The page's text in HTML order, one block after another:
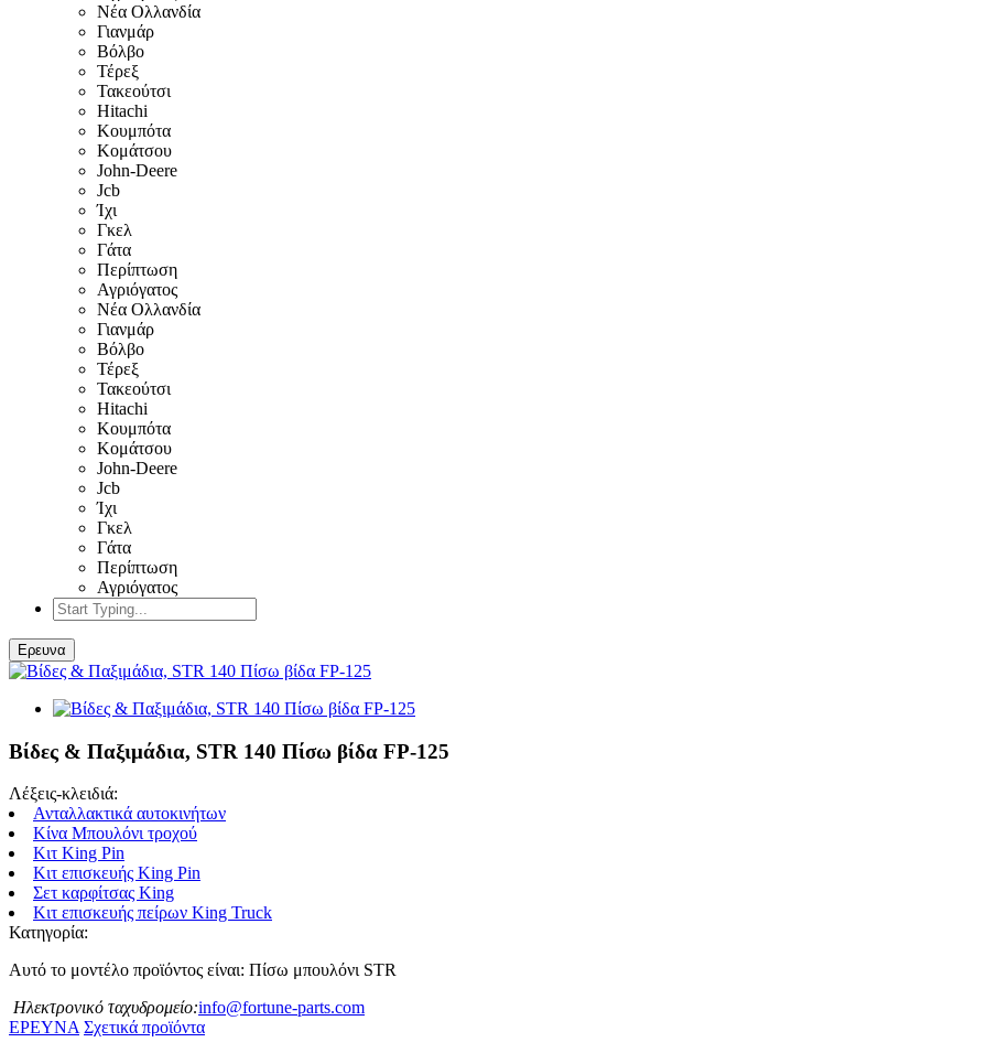
Νέα Ολλανδία
Γιανμάρ
Βόλβο
Τέρεξ
Τακεούτσι
Hitachi
Κουμπότα
Κομάτσου
John-Deere
Jcb
Ίχι
Γκελ
Γάτα
Περίπτωση
Αγριόγατος
Νέα Ολλανδία
Γιανμάρ
Βόλβο
Τέρεξ
Τακεούτσι
Hitachi
Κουμπότα
Κομάτσου
John-Deere
Jcb
Ίχι
Γκελ
Γάτα
Περίπτωση
Αγριόγατος
Ερευνα
Βίδες & Παξιμάδια, STR 140 Πίσω βίδα FP-125
Λέξεις-κλειδιά:
Ανταλλακτικά αυτοκινήτων
Κίνα Μπουλόνι τροχού
Κιτ King Pin
Κιτ επισκευής King Pin
Σετ καρφίτσας King
Κιτ επισκευής πείρων King Truck
Κατηγορία:
Αυτό το μοντέλο προϊόντος είναι: Πίσω μπουλόνι STR
Ηλεκτρονικό ταχυδρομείο:info@fortune-parts.com
ΕΡΕΥΝΑ Σχετικά προϊόντα